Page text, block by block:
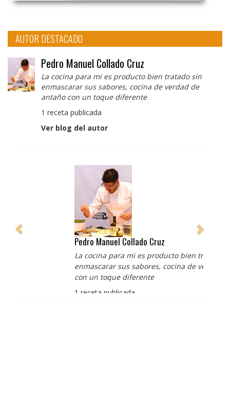
AUTOR DESTACADO
Pedro Manuel Collado Cruz
La cocina para mi es producto bien tratado sin
enmascarar sus sabores, cocina de verdad de
antaño con un toque diferente
1 receta publicada
Ver blog del autor
Pedro Manuel Collado Cruz
La cocina para mi es producto bien tratado sin
enmascarar sus sabores, cocina de verdad de antaño
con un toque diferente
1 receta publicada